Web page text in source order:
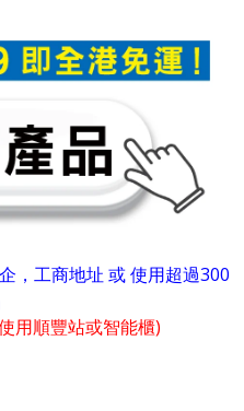
，工商地址 或 使用超過300
用順豐站或智能櫃)